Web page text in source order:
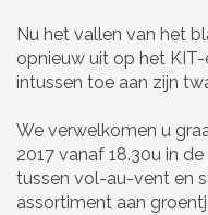
Nu het vallen van het
opnieuw uit op het
intussen toe aan zijn
We verwelkomen u
2017 vanaf 18.30u in
tussen vol-au-vent en
assortiment aan